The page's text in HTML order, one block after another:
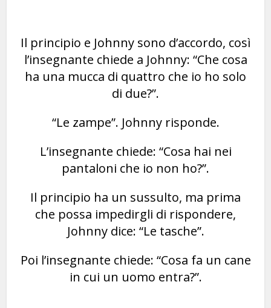
Il principio e Johnny sono d’accordo, così
l’insegnante chiede a Johnny: “Che cosa
ha una mucca di quattro che io ho solo
di due?”.
“Le zampe”. Johnny risponde.
L’insegnante chiede: “Cosa hai nei
pantaloni che io non ho?”.
Il principio ha un sussulto, ma prima
che possa impedirgli di rispondere,
Johnny dice: “Le tasche”.
Poi l’insegnante chiede: “Cosa fa un cane
in cui un uomo entra?”.